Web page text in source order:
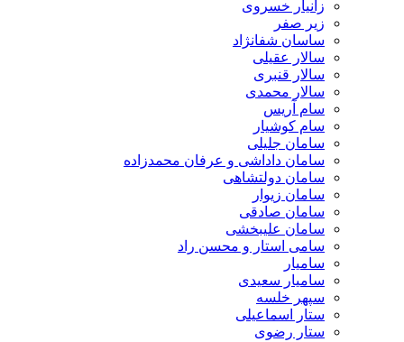
زانیار خسروی
زیر صفر
ساسان شفانژاد
سالار عقیلی
سالار قنبری
سالار محمدی
سام آریس
سام کوشیار
سامان جلیلی
سامان داداشی و عرفان محمدزاده
سامان دولتشاهی
سامان زیوار
سامان صادقی
سامان علیبخشی
سامی استار و محسن راد
سامیار
سامیار سعیدی
سپهر خلسه
ستار اسماعیلی
ستار رضوی